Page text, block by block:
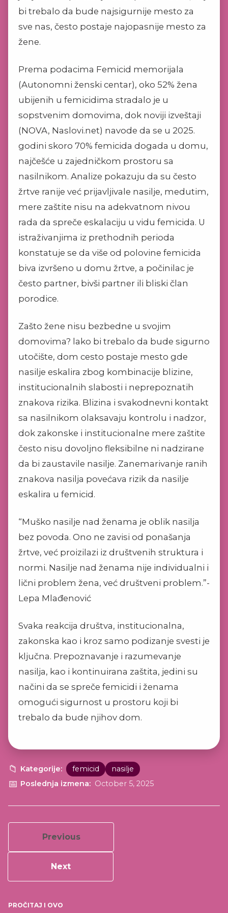
bi trebalo da bude najsigurnije mesto za
sve nas, često postaje najopasnije mesto za
žene.
Prema podacima Femicid memorijala
(Autonomni ženski centar), oko 52% žena
ubijenih u femicidima stradalo je u
sopstvenim domovima, dok noviji izveštaji
(NOVA, Naslovi.net) navode da se u 2025.
godini skoro 70% femicida dogada u domu,
najčešće u zajedničkom prostoru sa
nasilnikom. Analize pokazuju da su često
žrtve ranije već prijavljivale nasilje, medutim,
mere zaštite nisu na adekvatnom nivou
rada da spreče eskalaciju u vidu femicida. U
istraživanjima iz prethodnih perioda
konstatuje se da više od polovine femicida
biva izvršeno u domu žrtve, a počinilac je
često partner, bivši partner ili bliski član
porodice.
Zašto žene nisu bezbedne u svojim
domovima? lako bi trebalo da bude sigurno
utočište, dom cesto postaje mesto gde
nasilje eskalira zbog kombinacije blizine,
institucionalnih slabosti i neprepoznatih
znakova rizika. Blizina i svakodnevni kontakt
sa nasilnikom olaksavaju kontrolu i nadzor,
dok zakonske i institucionalne mere zaštite
često nisu dovoljno fleksibilne ni nadzirane
da bi zaustavile nasilje. Zanemarivanje ranih
znakova nasilja povećava rizik da nasilje
eskalira u femicid.
“Muško nasilje nad ženama je oblik nasilja
bez povoda. Ono ne zavisi od ponašanja
žrtve, već proizilazi iz društvenih struktura i
normi. Nasilje nad ženama nije individualni i
lični problem žena, već društveni problem.”-
Lepa Mlađenović
Svaka reakcija društva, institucionalna,
zakonska kao i kroz samo podizanje svesti je
ključna. Prepoznavanje i razumevanje
nasilja, kao i kontinuirana zaštita, jedini su
načini da se spreče femicidi i ženama
omogući sigurnost u prostoru koji bi
trebalo da bude njihov dom.
Kategorije: femicid
nasilje
Poslednja izmena: October 5, 2025
Previous
Next
PROČITAJ I OVO